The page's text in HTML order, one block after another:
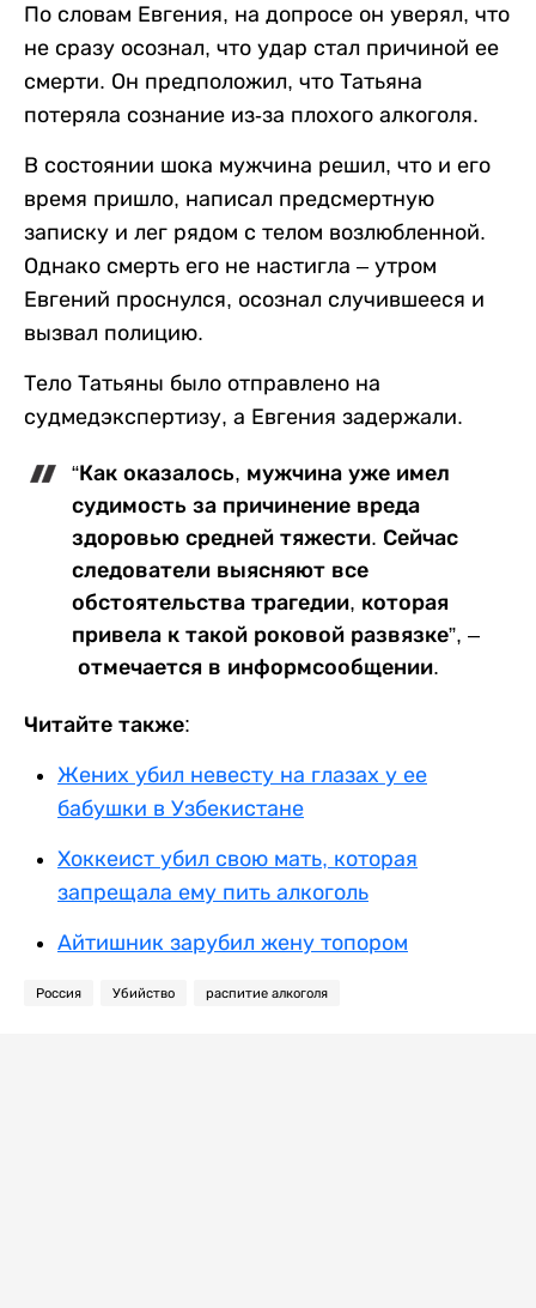
По словам Евгения, на допросе он уверял, что
не сразу осознал, что удар стал причиной ее
смерти. Он предположил, что Татьяна
потеряла сознание из-за плохого алкоголя.
В состоянии шока мужчина решил, что и его
время пришло, написал предсмертную
записку и лег рядом с телом возлюбленной.
Однако смерть его не настигла – утром
Евгений проснулся, осознал случившееся и
вызвал полицию.
Тело Татьяны было отправлено на
судмедэкспертизу, а Евгения задержали.
“Как оказалось, мужчина уже имел
судимость за причинение вреда
здоровью средней тяжести. Сейчас
следователи выясняют все
обстоятельства трагедии, которая
привела к такой роковой развязке”, –
отмечается в информсообщении.
Читайте также:
Жених убил невесту на глазах у ее
бабушки в Узбекистане
Хоккеист убил свою мать, которая
запрещала ему пить алкоголь
Айтишник зарубил жену топором
Россия Убийство распитие алкоголя